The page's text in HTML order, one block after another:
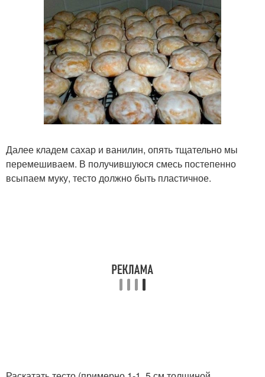
Далее кладем сахар и ванилин, опять тщательно мы
перемешиваем. В получившуюся смесь постепенно
всыпаем муку, тесто должно быть пластичное.